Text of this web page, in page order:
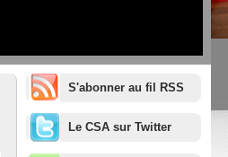
S'abonner au fil RSS
Le CSA sur Twitter